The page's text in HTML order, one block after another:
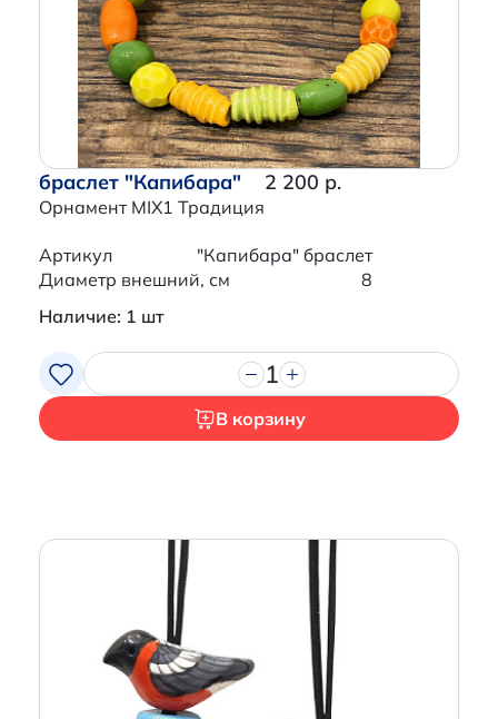
браслет "Капибара"
Орнамент MIX1 Традиция
2 200 р.
Артикул
"Капибара" браслет
Диаметр внешний, см
8
Наличие: 1 шт
1
В корзину